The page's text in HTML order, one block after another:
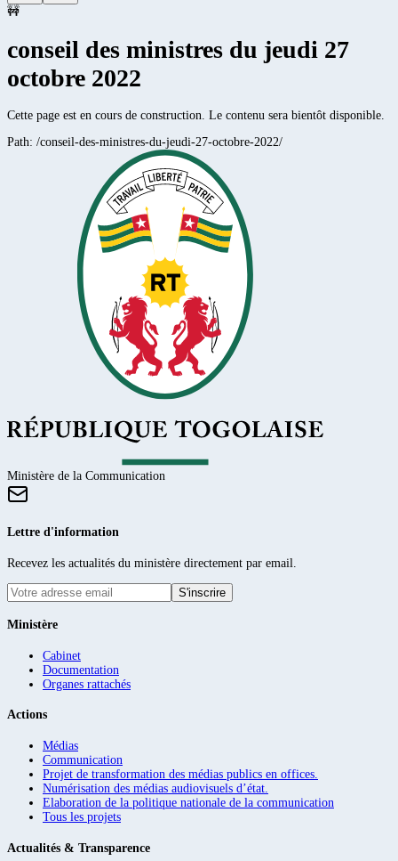
🚧
conseil des ministres du jeudi 27
octobre 2022
Cette page est en cours de construction. Le contenu sera bientôt disponible.
Path: /conseil-des-ministres-du-jeudi-27-octobre-2022/
Ministère de la Communication
Lettre d'information
Recevez les actualités du ministère directement par email.
S'inscrire
Ministère
Cabinet
Documentation
Organes rattachés
Actions
Médias
Communication
Projet de transformation des médias publics en offices.
Numérisation des médias audiovisuels d’état.
Elaboration de la politique nationale de la communication
Tous les projets
Actualités & Transparence